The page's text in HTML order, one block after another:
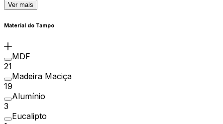
Ver mais
Material do Tampo
MDF
21
Madeira Maciça
19
Alumínio
3
Eucalipto